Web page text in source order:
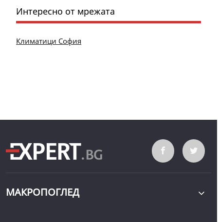
Интересно от мрежата
Климатици София
МАКРОПОГЛЕД